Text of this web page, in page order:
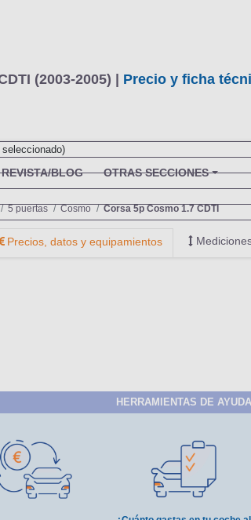
(2003-2005) | Precio y ficha
HERRAMIENTAS DE AYUDA